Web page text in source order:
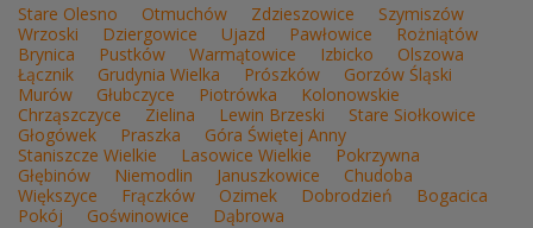
Stare Olesno Otmuchów Zdzieszowice
Szymiszów
Wrzoski
Dziergowice Ujazd Pawłowice
Rożniątów
Brynica
Pustków Warmątowice Izbicko
Olszowa
Łącznik
Grudynia Wielka Prószków
Gorzów Śląski
Murów
Głubczyce Piotrówka
Kolonowskie
Chrząszczyce
Zielina Lewin Brzeski
Stare Siołkowice
Głogówek
Praszka
Góra Świętej Anny
Staniszcze Wielkie
Lasowice Wielkie
Pokrzywna
Głębinów
Niemodlin Januszkowice
Chudoba
Większyce
Frączków Ozimek Dobrodzień
Bogacica
Pokój
Goświnowice Dąbrowa